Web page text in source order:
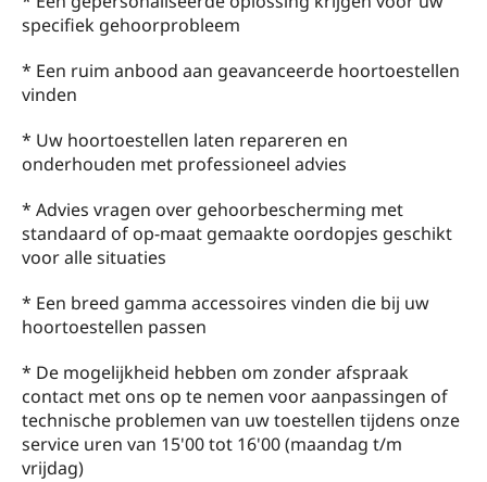
specifiek gehoorprobleem
* Een ruim anbood aan geavanceerde hoortoestellen
vinden
* Uw hoortoestellen laten repareren en
onderhouden met professioneel advies
* Advies vragen over gehoorbescherming met
standaard of op-maat gemaakte oordopjes geschikt
voor alle situaties
* Een breed gamma accessoires vinden die bij uw
hoortoestellen passen
* De mogelijkheid hebben om zonder afspraak
contact met ons op te nemen voor aanpassingen of
technische problemen van uw toestellen tijdens onze
service uren van 15'00 tot 16'00 (maandag t/m
vrijdag)